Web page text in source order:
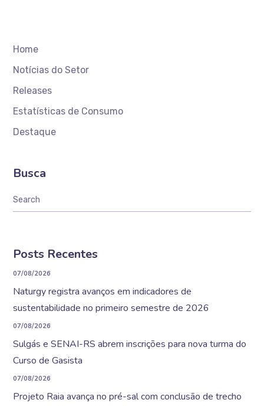
Home
Notícias do Setor
Releases
Estatísticas de Consumo
Destaque
Busca
Posts Recentes
07/08/2026
Naturgy registra avanços em indicadores de
sustentabilidade no primeiro semestre de 2026
07/08/2026
Sulgás e SENAI-RS abrem inscrições para nova turma do
Curso de Gasista
07/08/2026
Projeto Raia avança no pré-sal com conclusão de trecho